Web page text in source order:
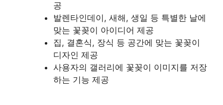
공
발렌타인데이, 새해, 생일 등 특별한 날에
맞는 꽃꽂이 아이디어 제공
집, 결혼식, 장식 등 공간에 맞는 꽃꽂이
디자인 제공
사용자의 갤러리에 꽃꽂이 이미지를 저장
하는 기능 제공